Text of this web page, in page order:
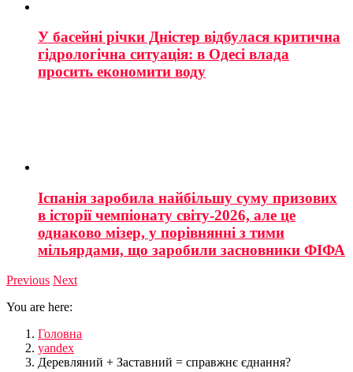
У басейні річки Дністер відбулася критична
гідрологічна ситуація: в Одесі влада
просить економити воду
Іспанія заробила найбільшу суму призових
в історії чемпіонату світу-2026, але це
однаково мізер, у порівнянні з тими
мільярдами, що заробили засновники ФІФА
Previous Next
You are here:
Головна
yandex
Деревляний + Заставний = справжнє єднання?